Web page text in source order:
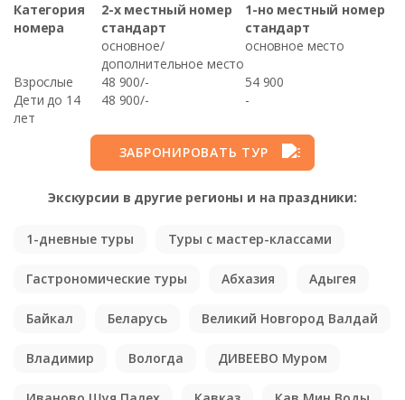
Категория
номера
2-х местный номер
стандарт
1-но местный номер
стандарт
основное/
дополнительное место
основное место
Взрослые 48 900/-
54 900
Дети до 14
лет
48 900/- -
ЗАБРОНИРОВАТЬ ТУР
Экскурсии в другие регионы и на праздники:
1-дневные туры Туры с мастер-классами
Гастрономические туры Абхазия Адыгея
Байкал Беларусь Великий Новгород Валдай
Владимир Вологда ДИВЕЕВО Муром